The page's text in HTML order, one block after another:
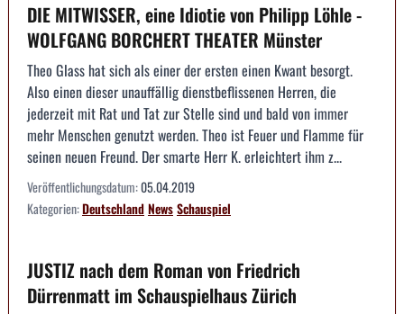
DIE MITWISSER, eine Idiotie von Philipp Löhle -
WOLFGANG BORCHERT THEATER Münster
Theo Glass hat sich als einer der ersten einen Kwant besorgt.
Also einen dieser unauffällig dienstbeflissenen Herren, die
jederzeit mit Rat und Tat zur Stelle sind und bald von immer
mehr Menschen genutzt werden. Theo ist Feuer und Flamme für
seinen neuen Freund. Der smarte Herr K. erleichtert ihm z...
Veröffentlichungsdatum:05.04.2019
Kategorien:DeutschlandNewsSchauspiel
JUSTIZ nach dem Roman von Friedrich
Dürrenmatt im Schauspielhaus Zürich